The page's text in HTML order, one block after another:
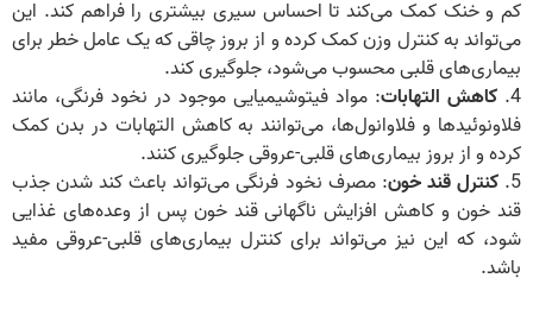
کم و خنک کمک می‌کند تا احساس سیری بیشتری را فراهم کند. این
می‌تواند به کنترل وزن کمک کرده و از بروز چاقی که یک عامل خطر برای
بیماری‌های قلبی محسوب می‌شود، جلوگیری کند.
4. کاهش التهابات: مواد فیتوشیمیایی موجود در نخود فرنگی، مانند
فلاونوئیدها و فلاوانول‌ها، می‌توانند به کاهش التهابات در بدن کمک
کرده و از بروز بیماری‌های قلبی-عروقی جلوگیری کنند.
5. کنترل قند خون: مصرف نخود فرنگی می‌تواند باعث کند شدن جذب
قند خون و کاهش افزایش ناگهانی قند خون پس از وعده‌های غذایی
شود، که این نیز می‌تواند برای کنترل بیماری‌های قلبی-عروقی مفید
باشد.